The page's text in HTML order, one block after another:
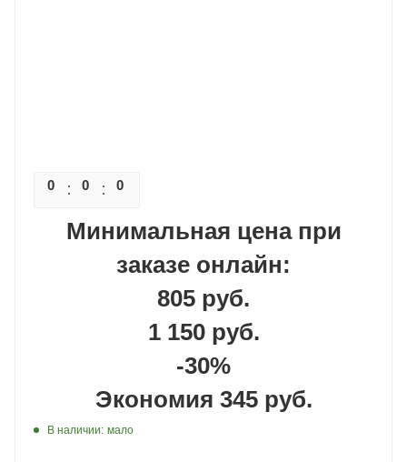
0 0 0
Минимальная цена при
заказе онлайн:
805 руб.
1 150 руб.
-30%
Экономия 345 руб.
В наличии: мало